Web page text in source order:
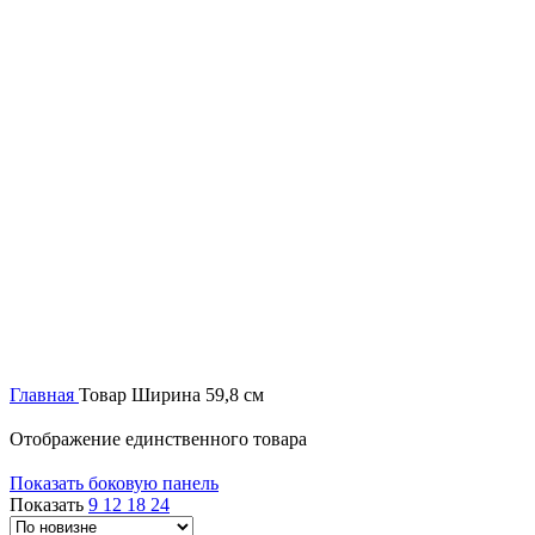
Главная Товар Ширина 59,8 см
Отображение единственного товара
Показать боковую панель
Показать 9 12 18 24